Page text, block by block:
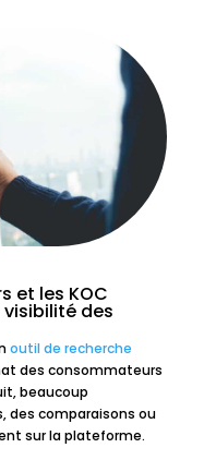
et les KOC
des
outil de recherche
des consommateurs
beaucoup
des comparaisons ou
sur la plateforme.